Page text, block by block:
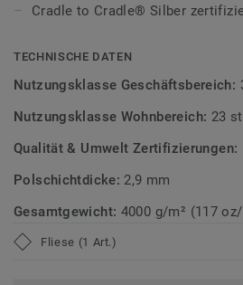
unseren nachhaltigen und
Gebrauch.
Teppichfliesen
Cradle to Cradle® Silber
TECHNISCHE DATEN
Nutzungsklasse Geschäftsbereich:
Nutzungsklasse Wohnbereich: 23
Qualität & Umwelt Zertifizierungen:
Polschichtdicke: 2,9 mm
Gesamtgewicht: 4000 g/m² (117 oz/
Fliese (1 Art.)